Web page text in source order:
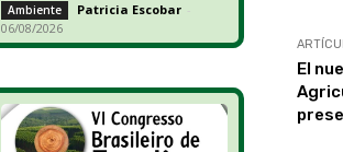
Ambiente Patricia Escobar -
06/08/2026
El